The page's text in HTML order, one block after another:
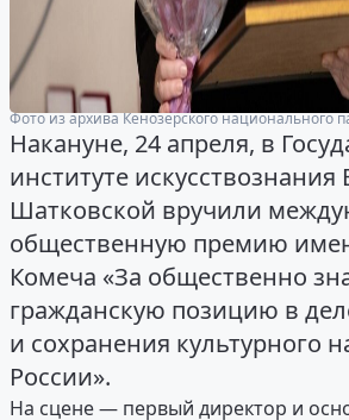
Фото из архива Кенозерского национального
Накануне, 24 апреля, в
институте искусствознания
Шатковской вручили
общественную премию
Комеча «За общественно
гражданскую позицию в
и сохранения культурного
России».
На сцене — первый директор и